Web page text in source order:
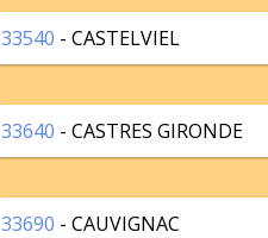
33540 - CASTELVIEL
33640 - CASTRES GIRONDE
33690 - CAUVIGNAC